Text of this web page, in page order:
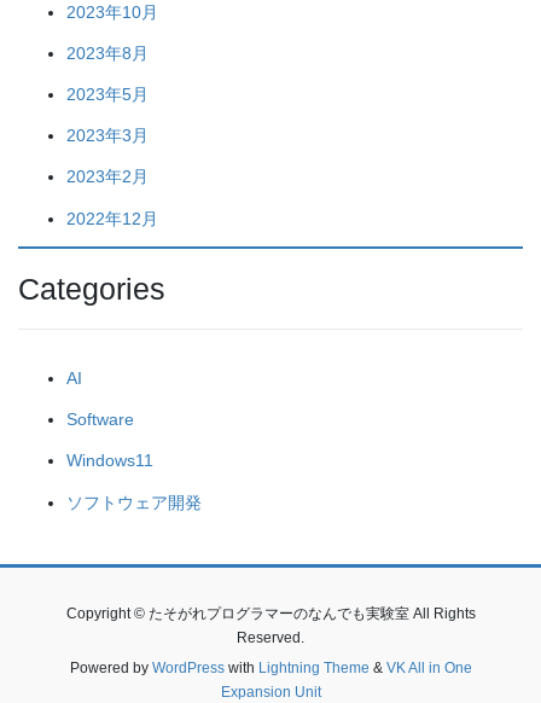
2023年10月
2023年8月
2023年5月
2023年3月
2023年2月
2022年12月
Categories
AI
Software
Windows11
ソフトウェア開発
Copyright © たそがれプログラマーのなんでも実験室 All Rights
Reserved.
Powered by WordPresswith Lightning Theme & VK All in One
Expansion Unit